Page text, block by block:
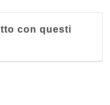
con questi